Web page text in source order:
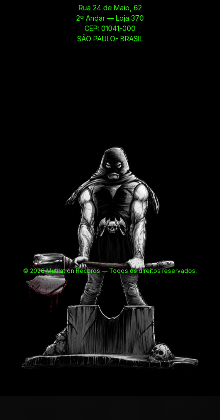
Rua 24 de Maio, 62
2º Andar — Loja 370
CEP: 01041-000
SÃO PAULO- BRASIL
© 2026 Mutilation Records — Todos os direitos reservados.